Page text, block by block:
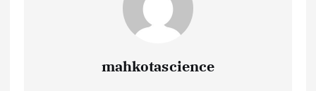
mahkotascience